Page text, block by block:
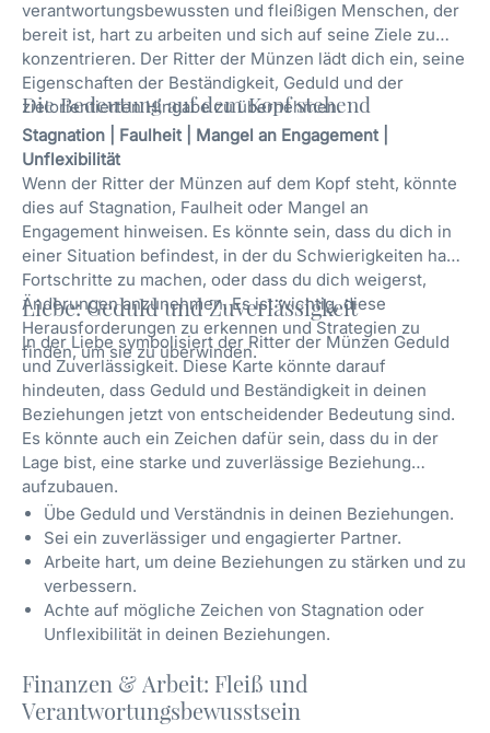
verantwortungsbewussten und fleißigen Menschen, der
bereit ist, hart zu arbeiten und sich auf seine Ziele zu
konzentrieren. Der Ritter der Münzen lädt dich ein, seine
Eigenschaften der Beständigkeit, Geduld und der
zielorientierten Hingabe zu übernehmen.
Die Bedeutung auf dem Kopf stehend
Stagnation | Faulheit | Mangel an Engagement |
Unflexibilität
Wenn der Ritter der Münzen auf dem Kopf steht, könnte
dies auf Stagnation, Faulheit oder Mangel an
Engagement hinweisen. Es könnte sein, dass du dich in
einer Situation befindest, in der du Schwierigkeiten hast,
Fortschritte zu machen, oder dass du dich weigerst,
Änderungen anzunehmen. Es ist wichtig, diese
Herausforderungen zu erkennen und Strategien zu
finden, um sie zu überwinden.
Liebe: Geduld und Zuverlässigkeit
In der Liebe symbolisiert der Ritter der Münzen Geduld
und Zuverlässigkeit. Diese Karte könnte darauf
hindeuten, dass Geduld und Beständigkeit in deinen
Beziehungen jetzt von entscheidender Bedeutung sind.
Es könnte auch ein Zeichen dafür sein, dass du in der
Lage bist, eine starke und zuverlässige Beziehung
aufzubauen.
Übe Geduld und Verständnis in deinen Beziehungen.
Sei ein zuverlässiger und engagierter Partner.
Arbeite hart, um deine Beziehungen zu stärken und zu
verbessern.
Achte auf mögliche Zeichen von Stagnation oder
Unflexibilität in deinen Beziehungen.
Finanzen & Arbeit: Fleiß und
Verantwortungsbewusstsein